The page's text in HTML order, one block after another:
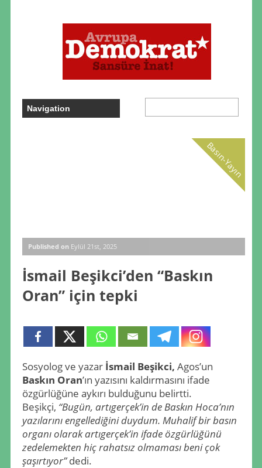
Basın-Yayın
Published onEylül 21st, 2025
İsmail Beşikci’den “Baskın
Oran” için tepki
Sosyolog ve yazarİsmail Beşikci, Agos’un
Baskın Oran’ın yazısını kaldırmasını ifade
özgürlüğüne aykırı bulduğunu belirtti.
Beşikçi, “Bugün, artıgerçek’in de Baskın Hoca’nın
yazılarını engellediğini duydum. Muhalif bir basın
organı olarak artıgerçek’in ifade özgürlüğünü
zedelemekten hiç rahatsız olmaması beni çok
şaşırtıyor”dedi.